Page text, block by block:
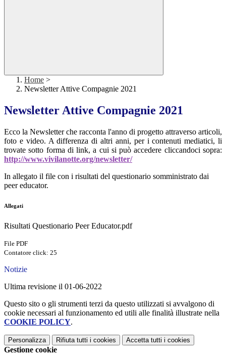
Home >
Newsletter Attive Compagnie 2021
Newsletter Attive Compagnie 2021
Ecco la Newsletter che racconta l'anno di progetto attraverso articoli,
foto e video. A differenza di altri anni, per i contenuti mediatici, li
trovate sotto forma di link, a cui si può accedere cliccandoci sopra:
http://www.vivilanotte.org/newsletter/
In allegato il file con i risultati del questionario somministrato dai
peer educator.
Allegati
Risultati Questionario Peer Educator.pdf
File PDF
Contatore click: 25
Notizie
Ultima revisione il 01-06-2022
Questo sito o gli strumenti terzi da questo utilizzati si avvalgono di
cookie necessari al funzionamento ed utili alle finalità illustrate nella
COOKIE POLICY.
Personalizza Rifiuta tutti i cookies Accetta tutti i cookies
Gestione cookie